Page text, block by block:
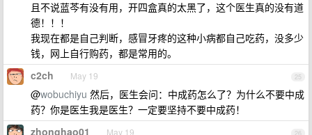
且不说蓝芩有没有用，开四盒真的太黑了，这个医生真的没有道
德！！！
我现在都是自己判断，感冒牙疼的这种小病都自己吃药，没多少
钱，网上自行购药，都是常用的。
25
c2ch May 19
@wobuchiyu 然后，医生会问：中成药怎么了？为什么不要中成
药？你是医生我是医生？一定要坚持不要中成药！
zhonghao01 May 19